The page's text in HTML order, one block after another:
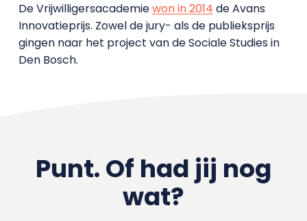
De Vrijwilligersacademiewon in 2014 de Avans
Innovatieprijs. Zowel de jury- als de publieksprijs
gingen naar het project van de Sociale Studies in
Den Bosch.
Punt. Of had jij nog
wat?